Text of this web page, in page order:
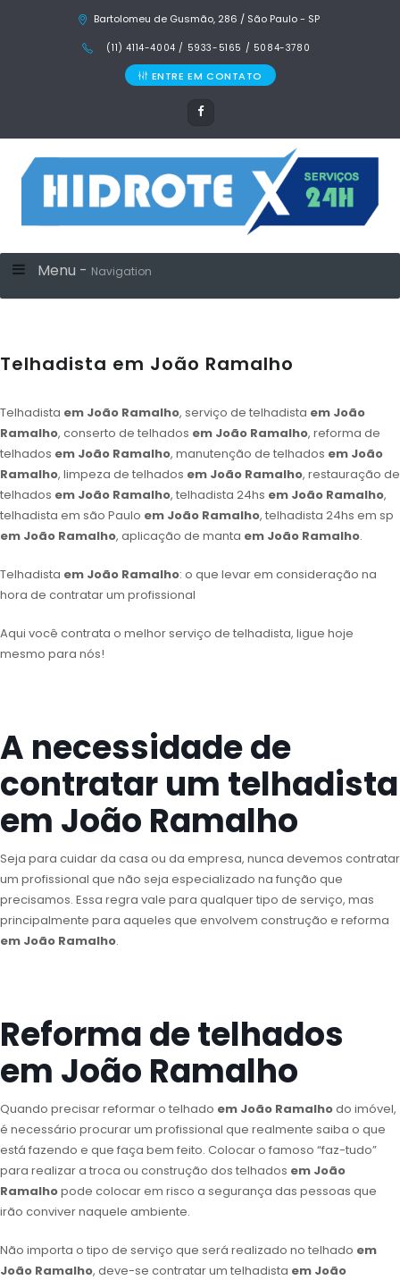
Bartolomeu de Gusmão, 286 / São Paulo - SP
(11) 4114-4004 / 5933-5165 / 5084-3780
ENTRE EM CONTATO
Menu - Navigation
Telhadista em João Ramalho
Telhadista em João Ramalho, serviço de telhadista em João
Ramalho, conserto de telhados em João Ramalho, reforma de
telhados em João Ramalho, manutenção de telhados em João
Ramalho, limpeza de telhados em João Ramalho, restauração de
telhados em João Ramalho, telhadista 24hs em João Ramalho,
telhadista em são Paulo em João Ramalho, telhadista 24hs em sp
em João Ramalho, aplicação de manta em João Ramalho.
Telhadista em João Ramalho: o que levar em consideração na
hora de contratar um profissional
Aqui você contrata o melhor serviço de telhadista, ligue hoje
mesmo para nós!
A necessidade de
contratar um telhadista
em João Ramalho
Seja para cuidar da casa ou da empresa, nunca devemos contratar
um profissional que não seja especializado na função que
precisamos. Essa regra vale para qualquer tipo de serviço, mas
principalmente para aqueles que envolvem construção e reforma
em João Ramalho.
Reforma de telhados
em João Ramalho
Quando precisar reformar o telhado em João Ramalhodo imóvel,
é necessário procurar um profissional que realmente saiba o que
está fazendo e que faça bem feito. Colocar o famoso “faz-tudo”
para realizar a troca ou construção dos telhados em João
Ramalhopode colocar em risco a segurança das pessoas que
irão conviver naquele ambiente.
Não importa o tipo de serviço que será realizado no telhado em
João Ramalho, deve-se contratar um telhadista em João